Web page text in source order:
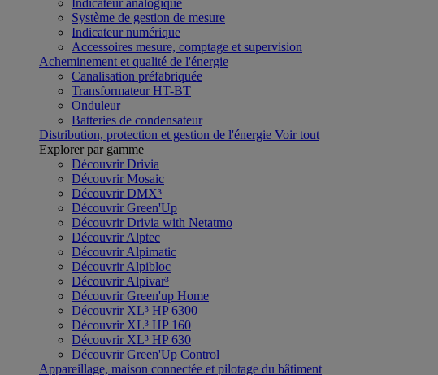
Indicateur analogique
Système de gestion de mesure
Indicateur numérique
Accessoires mesure, comptage et supervision
Acheminement et qualité de l'énergie
Canalisation préfabriquée
Transformateur HT-BT
Onduleur
Batteries de condensateur
Distribution, protection et gestion de l'énergie Voir tout
Explorer par gamme
Découvrir Drivia
Découvrir Mosaic
Découvrir DMX³
Découvrir Green'Up
Découvrir Drivia with Netatmo
Découvrir Alptec
Découvrir Alpimatic
Découvrir Alpibloc
Découvrir Alpivar³
Découvrir Green'up Home
Découvrir XL³ HP 6300
Découvrir XL³ HP 160
Découvrir XL³ HP 630
Découvrir Green'Up Control
Appareillage, maison connectée et pilotage du bâtiment